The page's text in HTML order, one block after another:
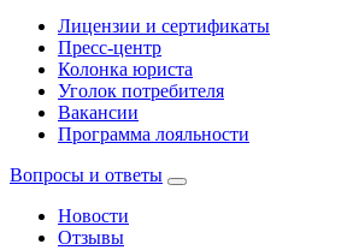
Лицензии и сертификаты
Пресс-центр
Колонка юриста
Уголок потребителя
Вакансии
Программа лояльности
Вопросы и ответы
Новости
Отзывы